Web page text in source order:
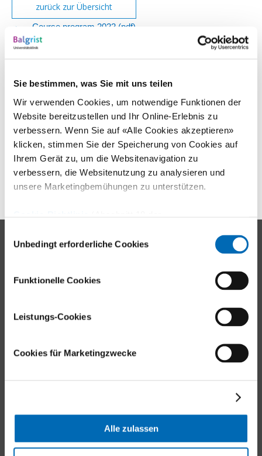
Sie bestimmen, was Sie mit uns teilen
Wir verwenden Cookies, um notwendige Funktionen der
Website bereitzustellen und Ihr Online-Erlebnis zu
verbessern. Wenn Sie auf «Alle Cookies akzeptieren»
klicken, stimmen Sie der Speicherung von Cookies auf
Ihrem Gerät zu, um die Websitenavigation zu
verbessern, die Websitenutzung zu analysieren und
unsere Marketingbemühungen zu unterstützen.
Unbedingt erforderliche Cookies
Funktionelle Cookies
Leistungs-Cookies
Cookies für Marketingzwecke
Alle zulassen
zurück zur Übersicht
Course program 2022 (pdf)
Overview video links Friday, April 1 2022 (pdf)
Overview video links Saturday, April 2
Please note that the videos are live recordings of the Nerve and
Muscle Ultrasound Teaching Course Congress of 01./02. April 2022
and have not been edited. There was no subsequent check on the
Kontakt
Forchstrasse 340
Tel.+41 44 386 11 11
Aussenstandorte
Balgrist-Websites